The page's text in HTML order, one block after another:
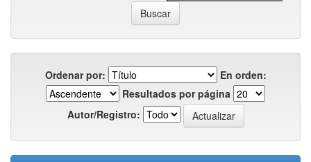
Ordenar por:
En orden:
Resultados por página
Autor/Registro: